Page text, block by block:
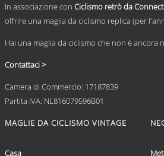
In associazione con Ciclismo retrò da
offrire una maglia da ciclismo replica (per
Hai una maglia da ciclismo che non è ancora
Contattaci >
Camera di Commercio: 17187839
Partita IVA: NL816079596B01
MAGLIE DA CICLISMO VINTAGE
Casa